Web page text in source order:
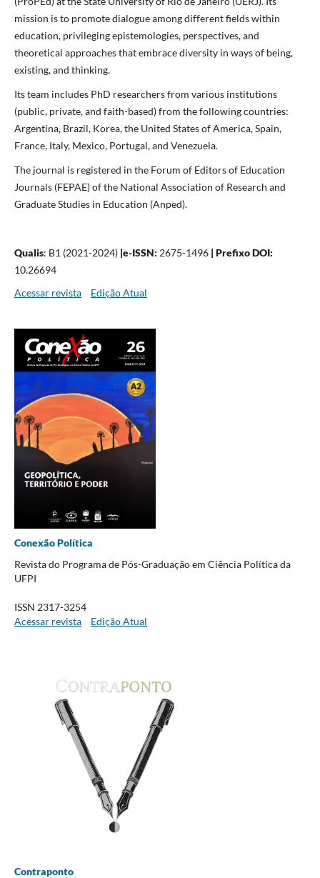
mission is to promote dialogue among different fields within
education, privileging epistemologies, perspectives, and
theoretical approaches that embrace diversity in ways of being,
existing, and thinking.
Its team includes PhD researchers from various institutions
(public, private, and faith-based) from the following countries:
Argentina, Brazil, Korea, the United States of America, Spain,
France, Italy, Mexico, Portugal, and Venezuela.
The journal is registered in the Forum of Editors of Education
Journals (FEPAE) of the National Association of Research and
Graduate Studies in Education (Anped).
Qualis: B1 (2021-2024)|e-ISSN: 2675-1496 | Prefixo DOI:
10.26694
Acessar revista
Edição Atual
Conexão Política
Revista do Programa de Pós-Graduação em Ciência Política da
UFPI
ISSN 2317-3254
Acessar revista
Edição Atual
Contraponto